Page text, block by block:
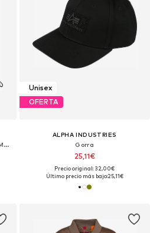
Chaqueta de entretiempo 'CWU MA-1'
Unisex
OFERTA
ALPHA INDUSTRIES
Gorra
25,11€
Precio original: 32,00€
Último precio más bajo:25,11€